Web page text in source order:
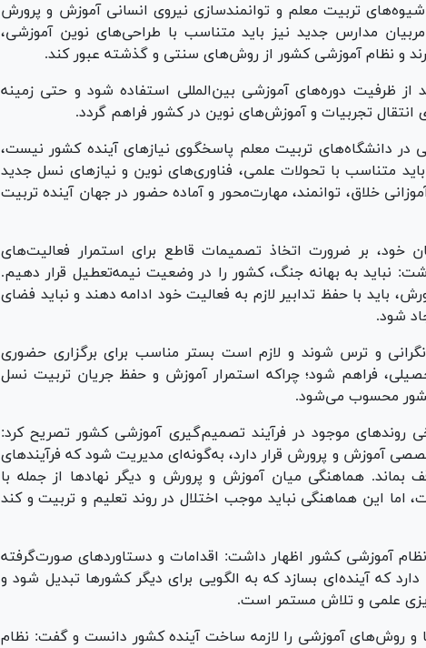
تربیت معلم و توانمندسازی نیروی انسانی آموزش و پرورش
مدارس جدید نیز باید متناسب با طراحی‌های نوین آموزشی،
و نظام آموزشی کشور از روش‌های سنتی و گذشته عبور کند.
از ظرفیت دوره‌های آموزشی بین‌المللی استفاده شود و حتی زمینه
انتقال تجربیات و آموزش‌های نوین در کشور فراهم گردد.
در دانشگاه‌های تربیت معلم پاسخگوی نیاز‌های آینده کشور نیست،
متناسب با تحولات علمی، فناوری‌های نوین و نیاز‌های نسل جدید
خلاق، توانمند، مهارت‌محور و آماده حضور در جهان آینده تربیت
بر ضرورت اتخاذ تصمیمات قاطع برای استمرار فعالیت‌های
نباید به بهانه جنگ، کشور را در وضعیت نیمه‌تعطیل قرار دهیم.
باید با حفظ تدابیر لازم به فعالیت خود ادامه دهند و نباید فضای
شود.
نگرانی و ترس شوند و لازم است بستر مناسب برای برگزاری حضوری
فراهم شود؛ چراکه استمرار آموزش و حفظ جریان تربیت نسل
کشور محسوب می‌شود.
روند‌های موجود در فرآیند تصمیم‌گیری آموزشی کشور تصریح کرد:
آموزش و پرورش قرار دارد، به‌گونه‌ای مدیریت شود که فرآیند‌های
هماهنگی میان آموزش و پرورش و دیگر نهاد‌ها از جمله با
اما این هماهنگی نباید موجب اختلال در روند تعلیم و تربیت و کند
آموزشی کشور اظهار داشت: اقدامات و دستاورد‌های صورت‌گرفته
که آینده‌ای بسازد که به الگویی برای دیگر کشور‌ها تبدیل شود و
علمی و تلاش مستمر است.
و روش‌های آموزشی را لازمه ساخت آینده کشور دانست و گفت: نظام